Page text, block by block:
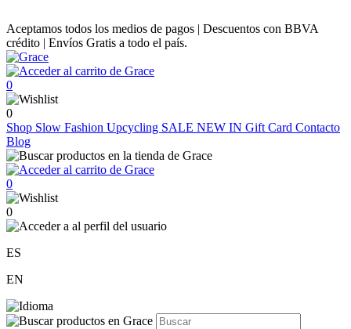
Aceptamos todos los medios de pagos | Descuentos con BBVA
crédito | Envíos Gratis a todo el país.
0
0
Shop Slow Fashion Upcycling SALE NEW IN Gift Card Contacto
Blog
0
0
ES
EN